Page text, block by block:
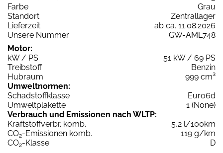
Farbe
Grau
Standort
Zentrallager
Lieferzeit
ab ca. 11.08.2026
Unsere Nummer
GW-AML748
Motor:
kW / PS
51 kW / 69 PS
Treibstoff
Benzin
Hubraum
999 cm³
Umweltnormen:
Schadstoffklasse
Euro6d
Umweltplakette
1 (None)
Verbrauch und Emissionen nach WLTP:
Kraftstoffverbr. komb.
5,2 l/100km
CO2-Emissionen komb.
119 g/km
CO2-Klasse
D